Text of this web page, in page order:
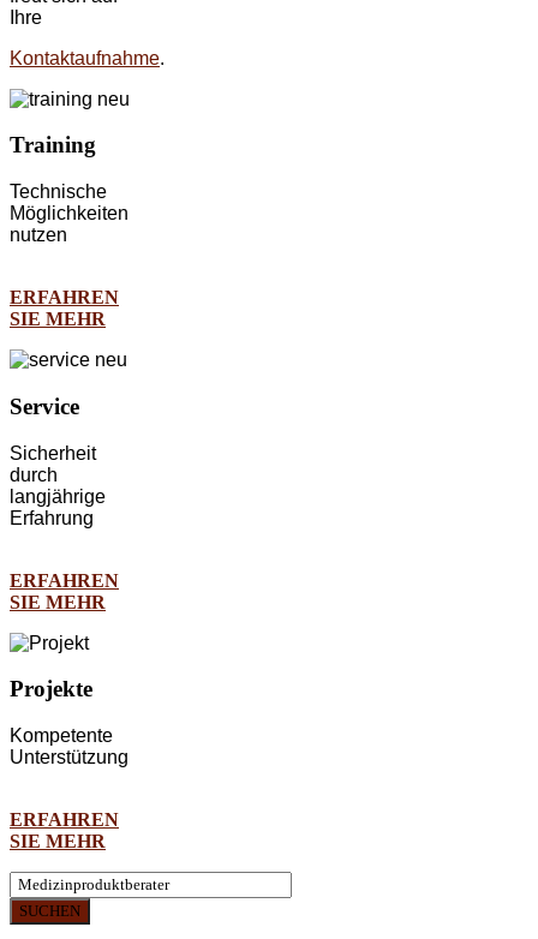
Ihre
Kontaktaufnahme.
Training
Technische
Möglichkeiten
nutzen
ERFAHREN
SIE MEHR
Service
Sicherheit
durch
langjährige
Erfahrung
ERFAHREN
SIE MEHR
Projekte
Kompetente
Unterstützung
ERFAHREN
SIE MEHR
SUCHEN